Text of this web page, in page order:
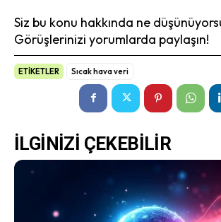
Siz bu konu hakkında ne
Görüşlerinizi yorumlarda paylaşın!
ETİKETLER Sıcak hava veri